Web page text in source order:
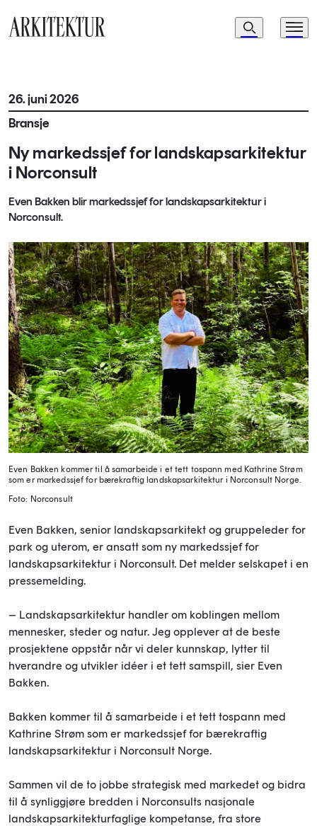
Navigasjon
Søk Meny
26. juni 2026
Bransje
Ny markedssjef for landskapsarkitektur
i Norconsult
Even Bakken blir markedssjef for landskapsarkitektur i
Norconsult.
Even Bakken kommer til å samarbeide i et tett tospann med Kathrine Strøm
som er markedssjef for bærekraftig landskapsarkitektur i Norconsult Norge.
Foto: Norconsult
Even Bakken, senior landskapsarkitekt og gruppeleder for
park og uterom, er ansatt som ny markedssjef for
landskapsarkitektur i Norconsult. Det melder selskapet i en
pressemelding.
– Landskapsarkitektur handler om koblingen mellom
mennesker, steder og natur. Jeg opplever at de beste
prosjektene oppstår når vi deler kunnskap, lytter til
hverandre og utvikler idéer i et tett samspill, sier Even
Bakken.
Bakken kommer til å samarbeide i et tett tospann med
Kathrine Strøm som er markedssjef for bærekraftig
landskapsarkitektur i Norconsult Norge.
Sammen vil de to jobbe strategisk med markedet og bidra
til å synliggjøre bredden i Norconsults nasjonale
landskapsarkitekturfaglige kompetanse, fra store